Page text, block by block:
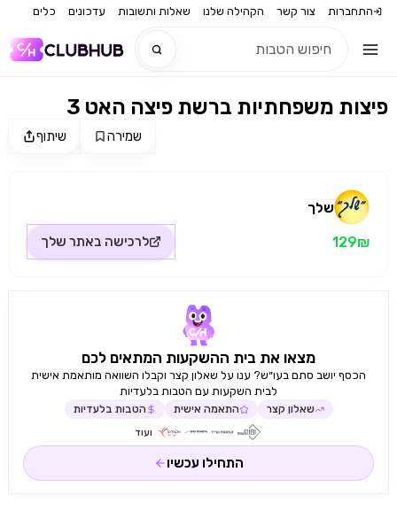
התחברות צור קשר הקהילה שלנו שאלות ותשובות עדכונים כלים
שיתוף שמירה
3 פיצות משפחתיות ברשת פיצה האט
שלך
129₪ לרכישה באתר שלך
מצאו את בית ההשקעות המתאים לכם
הכסף יושב סתם בעו״ש? ענו על שאלון קצר וקבלו השוואה מותאמת אישית
לבית השקעות עם הטבות בלעדיות
שאלון קצר התאמה אישית הטבות בלעדיות
ועוד
התחילו עכשיו